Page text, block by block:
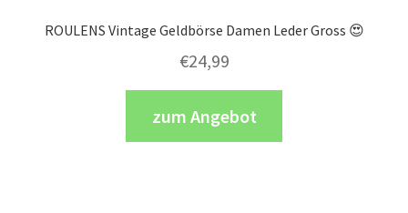
ROULENS Vintage Geldbörse Damen Leder Gross 😍
€24,99
zum Angebot